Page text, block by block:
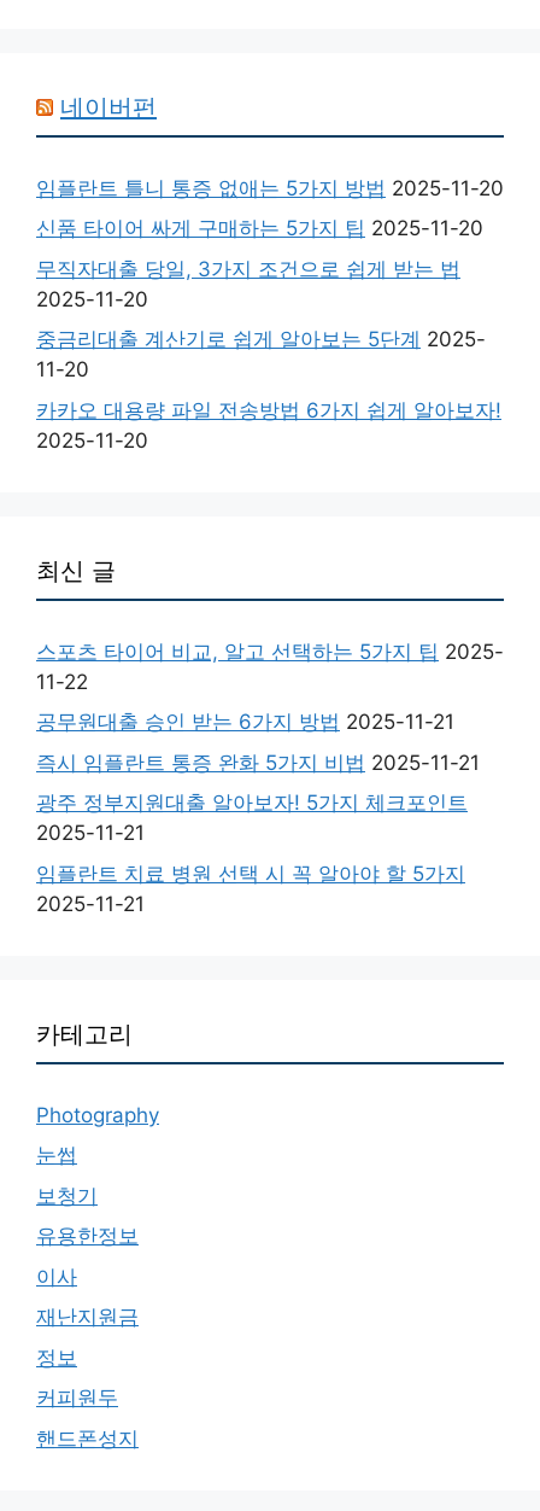
네이버펀
임플란트 틀니 통증 없애는 5가지 방법 2025-11-20
신품 타이어 싸게 구매하는 5가지 팁 2025-11-20
무직자대출 당일, 3가지 조건으로 쉽게 받는 법
2025-11-20
중금리대출 계산기로 쉽게 알아보는 5단계 2025-
11-20
카카오 대용량 파일 전송방법 6가지 쉽게 알아보자!
2025-11-20
최신 글
스포츠 타이어 비교, 알고 선택하는 5가지 팁 2025-
11-22
공무원대출 승인 받는 6가지 방법 2025-11-21
즉시 임플란트 통증 완화 5가지 비법 2025-11-21
광주 정부지원대출 알아보자! 5가지 체크포인트
2025-11-21
임플란트 치료 병원 선택 시 꼭 알아야 할 5가지
2025-11-21
카테고리
Photography
눈썹
보청기
유용한정보
이사
재난지원금
정보
커피원두
핸드폰성지